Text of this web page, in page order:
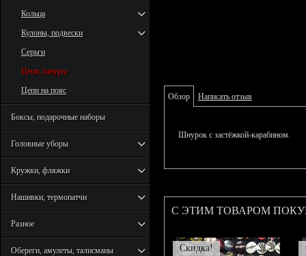
Кольца
Кулоны, подвески
Серьги
Цепи, шнуры
Цепи на пояс
Боксы, подарочные наборы
Головные уборы
Кружки, фляжки
Нашивки, термопатчи
Разное
Обереги, амулеты, талисманы
Обзор Написать отзыв
Шнурок с застёжкой-карабином.
С ЭТИМ ТОВАРОМ
Скидка!